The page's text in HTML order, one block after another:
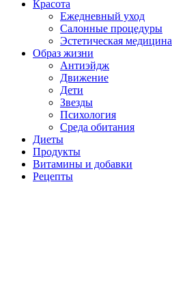
Красота
Ежедневный уход
Салонные процедуры
Эстетическая медицина
Образ жизни
Антиэйдж
Движение
Дети
Звезды
Психология
Среда обитания
Диеты
Продукты
Витамины и добавки
Рецепты